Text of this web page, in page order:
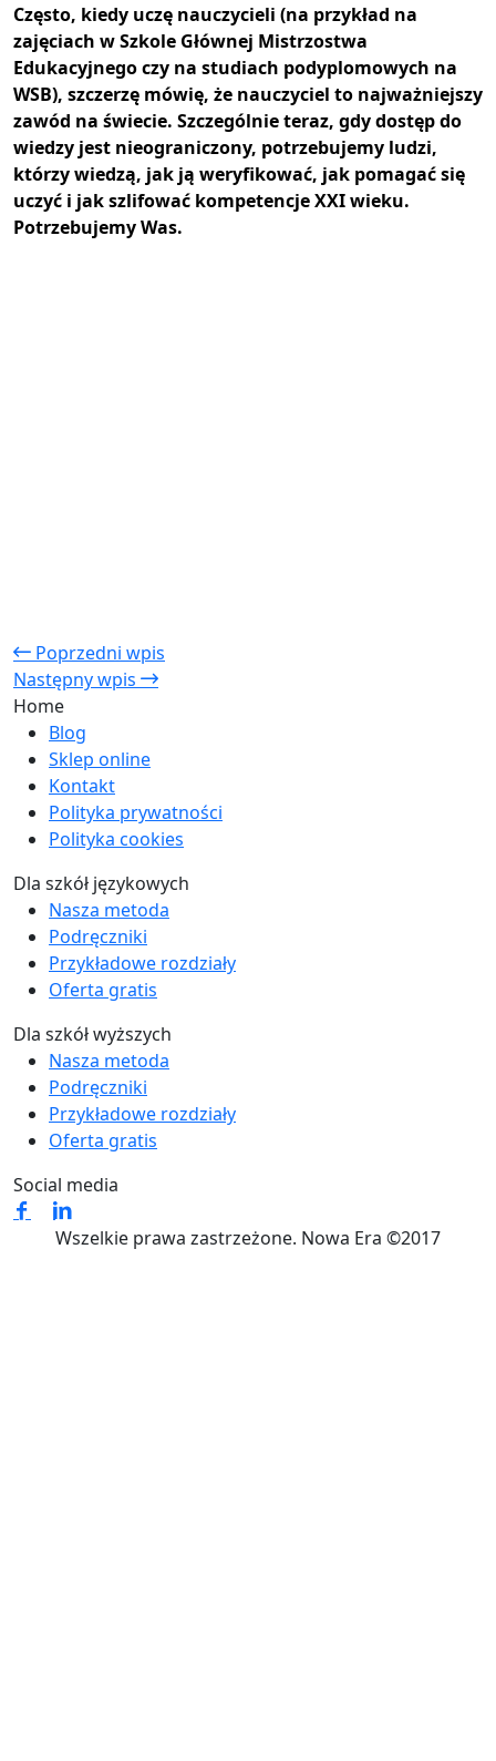
Często, kiedy uczę nauczycieli (na przykład na
zajęciach w Szkole Głównej Mistrzostwa
Edukacyjnego czy na studiach podyplomowych na
WSB), szczerzę mówię, że nauczyciel to najważniejszy
zawód na świecie. Szczególnie teraz, gdy dostęp do
wiedzy jest nieograniczony, potrzebujemy ludzi,
którzy wiedzą, jak ją weryfikować, jak pomagać się
uczyć i jak szlifować kompetencje XXI wieku.
Potrzebujemy Was.
Poprzedni wpis
Następny wpis
Home
Blog
Sklep online
Kontakt
Polityka prywatności
Polityka cookies
Dla szkół językowych
Nasza metoda
Podręczniki
Przykładowe rozdziały
Oferta gratis
Dla szkół wyższych
Nasza metoda
Podręczniki
Przykładowe rozdziały
Oferta gratis
Social media
Wszelkie prawa zastrzeżone. Nowa Era ©2017